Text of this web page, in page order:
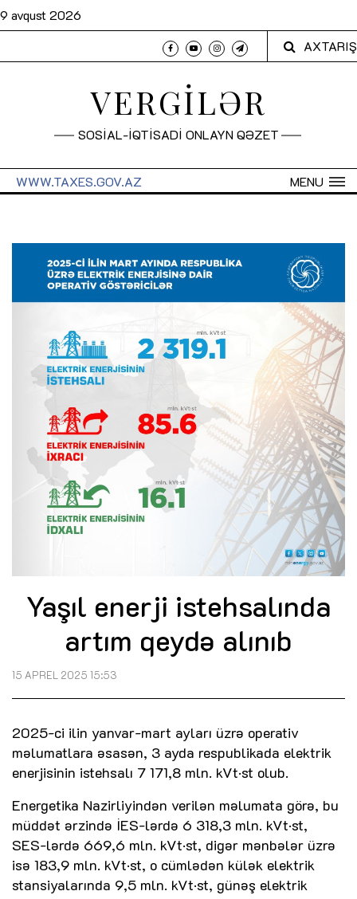
9 avqust 2026
AXTARIŞ
VERGİLƏR
SOSİAL-İQTİSADİ ONLAYN QƏZET
MENU
WWW.TAXES.GOV.AZ
Yaşıl enerji istehsalında
artım qeydə alınıb
15 APREL 2025 15:53
2025-ci ilin yanvar-mart ayları üzrə operativ
məlumatlara əsasən, 3 ayda respublikada elektrik
enerjisinin istehsalı 7 171,8 mln. kVt·st olub.
Energetika Nazirliyindən verilən məlumata görə, bu
müddət ərzində İES-lərdə 6 318,3 mln. kVt·st,
SES-lərdə 669,6 mln. kVt·st, digər mənbələr üzrə
isə 183,9 mln. kVt·st, o cümlədən külək elektrik
stansiyalarında 9,5 mln. kVt·st, günəş elektrik